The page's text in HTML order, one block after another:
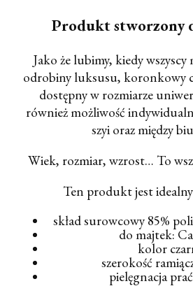
Produkt stworzony
Jako że lubimy, kiedy
odrobiny luksusu, koronkowy
dostępny w rozmiarze
również możliwość
szyi oraz między
Wiek, rozmiar, wzrost… To
Ten produkt jest
skład surowcowy 85%
do majtek:
kolor
szerokość
pielęgnacja